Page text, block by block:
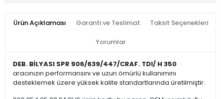
Ürün Açıklaması Garanti ve Teslimat Taksit Seçenekleri
Yorumlar
DEB. BİLYASI SPR 906/639/447/CRAF. TDI/ H 350
aracınızın performansını ve uzun ömürlü kullanımını
desteklemek üzere yüksek kalite standartlarında üretilmiştir.